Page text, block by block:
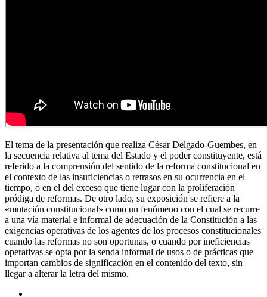
El tema de la presentación que realiza César Delgado-Guembes, en
la secuencia relativa al tema del Estado y el poder constituyente, está
referido a la comprensión del sentido de la reforma constitucional en
el contexto de las insuficiencias o retrasos en su ocurrencia en el
tiempo, o en el del exceso que tiene lugar con la proliferación
pródiga de reformas. De otro lado, su exposición se refiere a la
«mutación constitucional» como un fenómeno con el cual se recurre
a una vía material e informal de adecuación de la Constitución a las
exigencias operativas de los agentes de los procesos constitucionales
cuando las reformas no son oportunas, o cuando por ineficiencias
operativas se opta por la senda informal de usos o de prácticas que
importan cambios de significación en el contenido del texto, sin
llegar a alterar la letra del mismo.